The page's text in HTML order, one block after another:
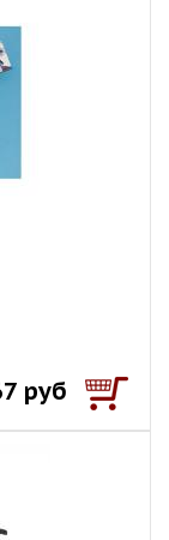
руб